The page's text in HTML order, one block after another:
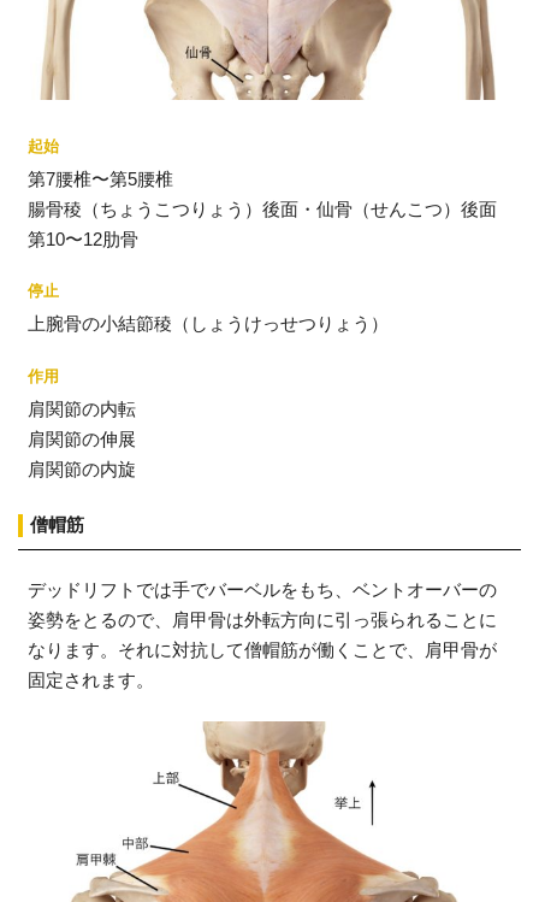
起始
第7腰椎〜第5腰椎
腸骨稜（ちょうこつりょう）後面・仙骨（せんこつ）後面
第10〜12肋骨
停止
上腕骨の小結節稜（しょうけっせつりょう）
作用
肩関節の内転
肩関節の伸展
肩関節の内旋
僧帽筋
デッドリフトでは手でバーベルをもち、ベントオーバーの
姿勢をとるので、肩甲骨は外転方向に引っ張られることに
なります。それに対抗して僧帽筋が働くことで、肩甲骨が
固定されます。